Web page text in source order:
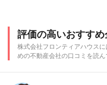
評価の高いおすすめ
株式会社フロンティアハウス
めの不動産会社の口コミを読ん